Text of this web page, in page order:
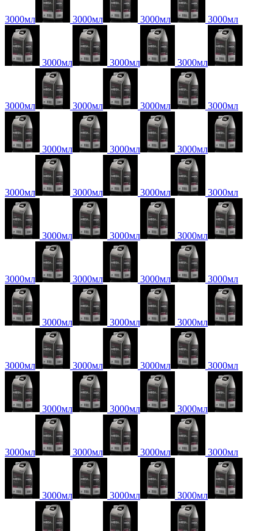
3000мл 3000мл 3000мл 3000мл
3000мл 3000мл 3000мл
3000мл 3000мл 3000мл 3000мл
3000мл 3000мл 3000мл
3000мл 3000мл 3000мл 3000мл
3000мл 3000мл 3000мл
3000мл 3000мл 3000мл 3000мл
3000мл 3000мл 3000мл
3000мл 3000мл 3000мл 3000мл
3000мл 3000мл 3000мл
3000мл 3000мл 3000мл 3000мл
3000мл 3000мл 3000мл